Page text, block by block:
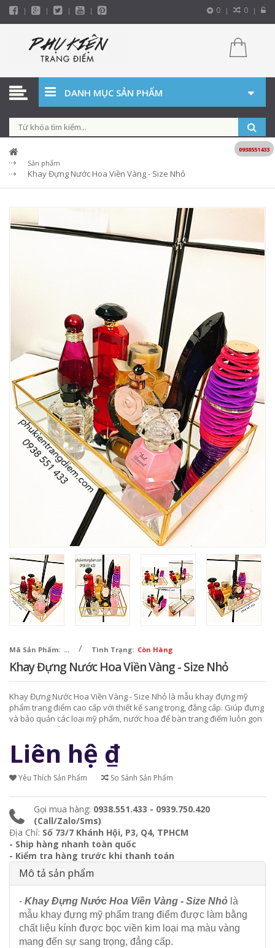
0 0
DANH MỤC SẢN PHẨM
Sản phẩm
Khay Đựng Nước Hoa Viền Vàng - Size Nhỏ
Mã Sản Phẩm: ... / Tình Trạng: Còn Hàng
Khay Đựng Nước Hoa Viền Vàng - Size Nhỏ
Khay Đựng Nước Hoa Viền Vàng - Size Nhỏ là mẫu khay đựng mỹ
phẩm trang điểm cao cấp với thiết kế sang trọng, đẳng cấp. Giúp đựng
và bảo quản các loại mỹ phẩm, nước hoa để bàn trang điểm luôn gọn
gàng, ngăn nắp.
Liên hệ ₫
Yêu Thích Sản Phẩm So Sánh Sản Phẩm
Gọi mua hàng: 0938.551.433 - 0939.750.420
(Call/Zalo/Sms)
Địa Chỉ: Số 73/7 Khánh Hội, P3, Q4, TPHCM
- Ship hàng nhanh toàn quốc
- Kiểm tra hàng trước khi thanh toán
Mô tả sản phẩm
- Khay Đựng Nước Hoa Viền Vàng - Size Nhỏ là
mẫu khay đựng mỹ phẩm trang điểm được làm bằng
chất liệu kính được bọc viền kim loại mạ màu vàng
mang đến sự sang trọng, đẳng cấp.
0938551433